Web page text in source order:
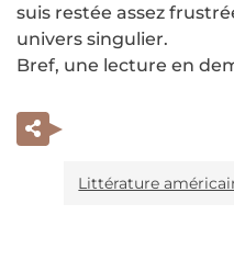
suis restée assez
univers singulier.
Bref, une lecture en
Littérature